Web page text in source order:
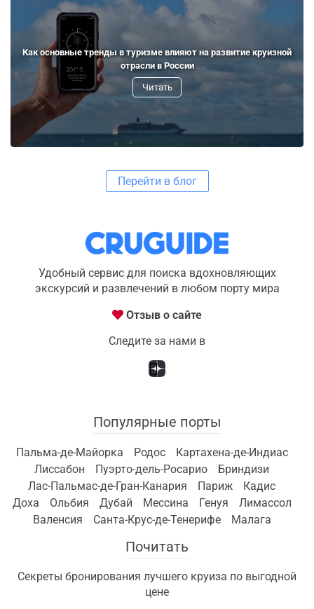
Как основные тренды в туризме влияют на развитие круизной
отрасли в России
Читать
Перейти в блог
Удобный сервис для поиска вдохновляющих
экскурсий и развлечений в любом порту мира
Отзыв о сайте
Следите за нами в
Популярные порты
Пальма-де-Майорка Родос
Картахена-де-Индиас
Лиссабон
Пуэрто-дель-Росарио
Бриндизи
Лас-Пальмас-де-Гран-Канария
Париж
Кадис
Доха
Ольбия Дубай Мессина Генуя
Лимассол
Валенсия
Санта-Крус-де-Тенерифе Малага
Почитать
Секреты бронирования лучшего круиза по выгодной
цене